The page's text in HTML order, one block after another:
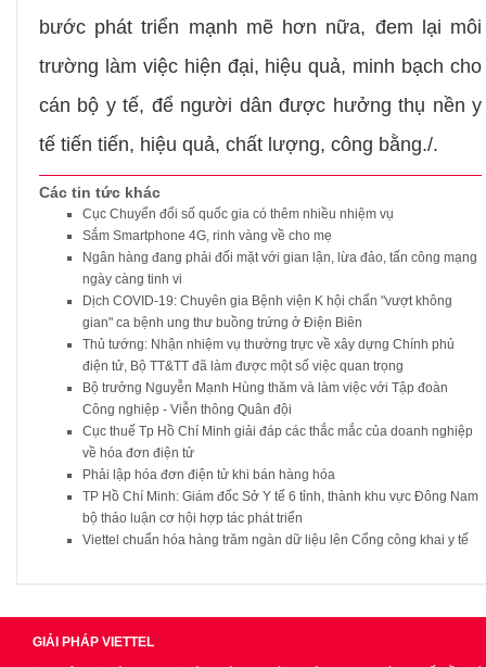
bước phát triển mạnh mẽ hơn nữa, đem lại môi
trường làm việc hiện đại, hiệu quả, minh bạch cho
cán bộ y tế, để người dân được hưởng thụ nền y
tế tiến tiến, hiệu quả, chất lượng, công bằng./.
Các tin tức khác
Cục Chuyển đổi số quốc gia có thêm nhiều nhiệm vụ
Sắm Smartphone 4G, rinh vàng về cho mẹ
Ngân hàng đang phải đối mặt với gian lận, lừa đảo, tấn công mạng
ngày càng tinh vi
Dịch COVID-19: Chuyên gia Bệnh viện K hội chẩn "vượt không
gian" ca bệnh ung thư buồng trứng ở Điện Biên
Thủ tướng: Nhận nhiệm vụ thường trực về xây dựng Chính phủ
điện tử, Bộ TT&TT đã làm được một số việc quan trọng
Bộ trưởng Nguyễn Mạnh Hùng thăm và làm việc với Tập đoàn
Công nghiệp - Viễn thông Quân đội
Cục thuế Tp Hồ Chí Minh giải đáp các thắc mắc của doanh nghiệp
về hóa đơn điện tử
Phải lập hóa đơn điện tử khi bán hàng hóa
TP Hồ Chí Minh: Giám đốc Sở Y tế 6 tỉnh, thành khu vực Đông Nam
bộ thảo luận cơ hội hợp tác phát triển
Viettel chuẩn hóa hàng trăm ngàn dữ liệu lên Cổng công khai y tế
GIẢI PHÁP VIETTEL